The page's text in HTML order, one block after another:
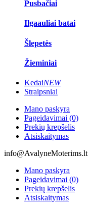
Pusbačiai
Ilgaauliai batai
Šlepetės
Žieminiai
KedaiNEW
Straipsniai
Mano paskyra
Pageidavimai (0)
Prekių krepšelis
Atsiskaitymas
info@AvalyneMoterims.lt
Mano paskyra
Pageidavimai (0)
Prekių krepšelis
Atsiskaitymas